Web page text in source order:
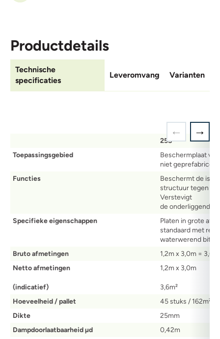
Productdetails
Technische
specificaties
Leveromvang Varianten
25S
Toepassingsgebied
Beschermplaat
niet
Functies
Beschermt de
structuur tegen de
Verstevigt
de onderliggende
Specifieke eigenschappen
Platen in grote
standaard met
waterwerend
Bruto afmetingen
1,2m x 3,0m =
Netto afmetingen
(indicatief)
1,2m x 3,0m
3,6m²
Hoeveelheid / pallet
45 stuks / 162m²
Dikte
25mm
Dampdoorlaatbaarheid µd
0,42m